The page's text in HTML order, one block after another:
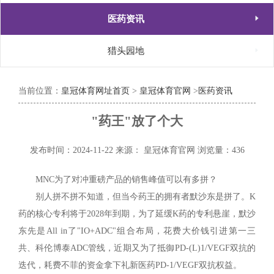
医药资讯 
猎头园地
当前位置： 皇冠体育网址首页 > 皇冠体育官网 > 医药资讯
"药王"放了个大
发布时间：2024-11-22 来源： 皇冠体育官网 浏览量：436
MNC为了对冲重磅产品的销售峰值可以有多拼？
别人拼不拼不知道，但当今药王的拥有者默沙东是拼了。K
药的核心专利将于2028年到期，为了延缓K药的专利悬崖，默沙
东先是All in了"IO+ADC"组合布局，花费大价钱引进第一三
共、科伦博泰ADC管线，近期又为了抵御PD-(L)1/VEGF双抗的
迭代，耗费不菲的资金拿下礼新医药PD-1/VEGF双抗权益。